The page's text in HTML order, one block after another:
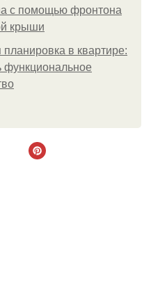
с помощью фронтона
крыши
в квартире:
функциональное